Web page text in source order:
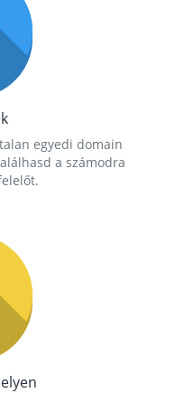
egyedi domain
a számodra